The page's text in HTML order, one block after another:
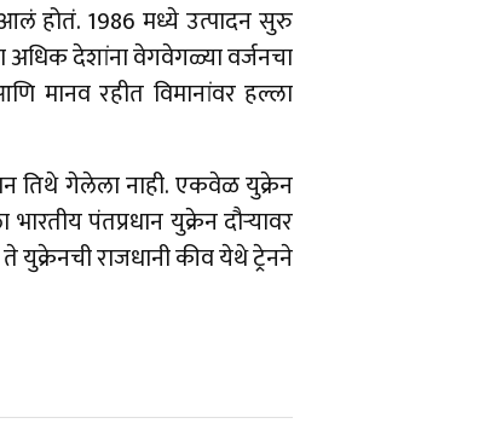
होतं. 1986 मध्ये उत्पादन सुरु
अधिक देशांना वेगवेगळ्या वर्जनचा
मानव रहीत विमानांवर हल्ला
तिथे गेलेला नाही. एकवेळ युक्रेन
पंतप्रधान युक्रेन दौऱ्यावर
राजधानी कीव येथे ट्रेनने